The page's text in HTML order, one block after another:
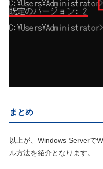
まとめ
以上が、Windows Serverで
ル方法を紹介となります。